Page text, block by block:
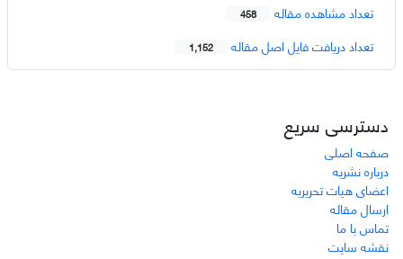
تعداد مشاهده مقاله 458
تعداد دریافت فایل اصل مقاله 1,152
دسترسی سریع
صفحه اصلی
درباره نشریه
اعضای هیات تحریریه
ارسال مقاله
تماس با ما
نقشه سایت